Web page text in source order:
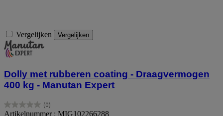
Vergelijken Vergelijken
Dolly met rubberen coating - Draagvermogen
400 kg - Manutan Expert
(0)
0.0
Artikelnummer : MIG102266288